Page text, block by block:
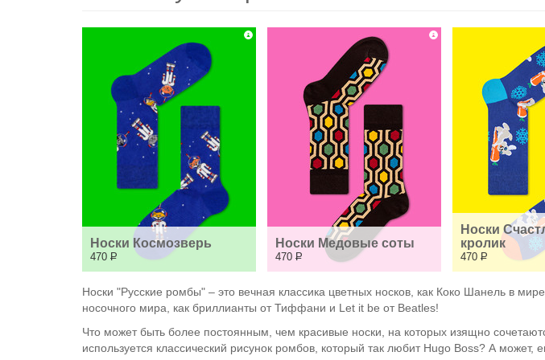
Носки Космозверь
470 Р
Носки Медовые соты
470 Р
Носки
кролик
470 Р
Носки "Русские ромбы" – это вечная классика цветных носков, как Коко Шанель в
носочного мира, как бриллианты от Тиффани и Let it be от Beatles!
Что может быть более постоянным, чем красивые носки, на которых изящно
используется классический рисунок ромбов, который так любит Hugo Boss? А